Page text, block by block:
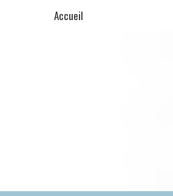
Accueil